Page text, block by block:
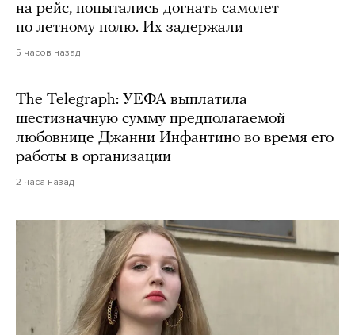
на рейс, попытались догнать самолет
по летному полю. Их задержали
5 часов назад
The Telegraph: УЕФА выплатила
шестизначную сумму предполагаемой
любовнице Джанни Инфантино во время его
работы в организации
2 часа назад